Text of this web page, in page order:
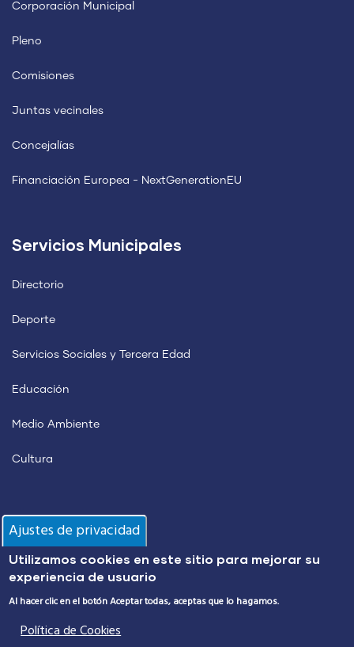
Corporación Municipal
Pleno
Comisiones
Juntas vecinales
Concejalías
Financiación Europea - NextGenerationEU
Servicios Municipales
Directorio
Deporte
Servicios Sociales y Tercera Edad
Educación
Medio Ambiente
Cultura
Información
Policía Local
Protección Civil
Alumbrado Público
Ajustes de privacidad
Utilizamos cookies en este sitio para mejorar su
experiencia de usuario
Al hacer clic en el botón Aceptar todas, aceptas que lo hagamos.
Política de Cookies